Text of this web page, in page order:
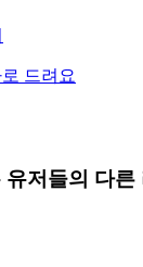
드려요
유저들의 다른